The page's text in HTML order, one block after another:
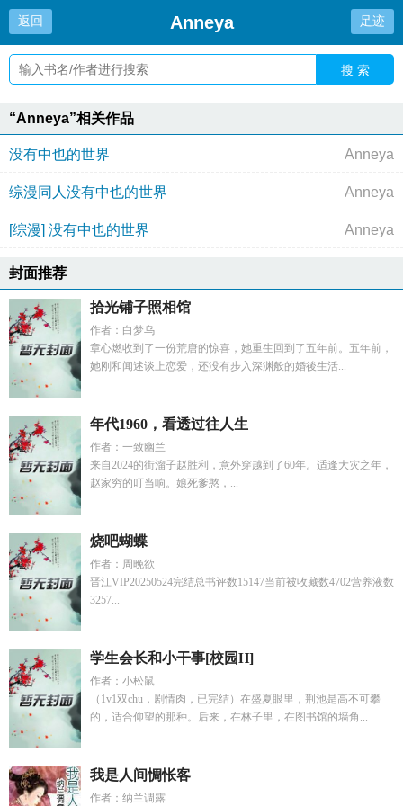
返回 Anneya 足迹
搜 索
“Anneya”相关作品
没有中也的世界 Anneya
综漫同人没有中也的世界 Anneya
[综漫] 没有中也的世界 Anneya
封面推荐
拾光铺子照相馆
作者：白梦乌
章心燃收到了一份荒唐的惊喜，她重生回到了五年前。五年前，
她刚和闻述谈上恋爱，还没有步入深渊般的婚後生活...
年代1960，看透过往人生
作者：一致幽兰
来自2024的街溜子赵胜利，意外穿越到了60年。适逢大灾之年，
赵家穷的叮当响。娘死爹憨，...
烧吧蝴蝶
作者：周晚欲
晋江VIP20250524完结总书评数15147当前被收藏数4702营养液数
3257...
学生会长和小干事[校园H]
作者：小松鼠
（1v1双chu，剧情肉，已完结）在盛夏眼里，荆池是高不可攀
的，适合仰望的那种。后来，在林子里，在图书馆的墙角...
我是人间惆怅客
作者：纳兰调露